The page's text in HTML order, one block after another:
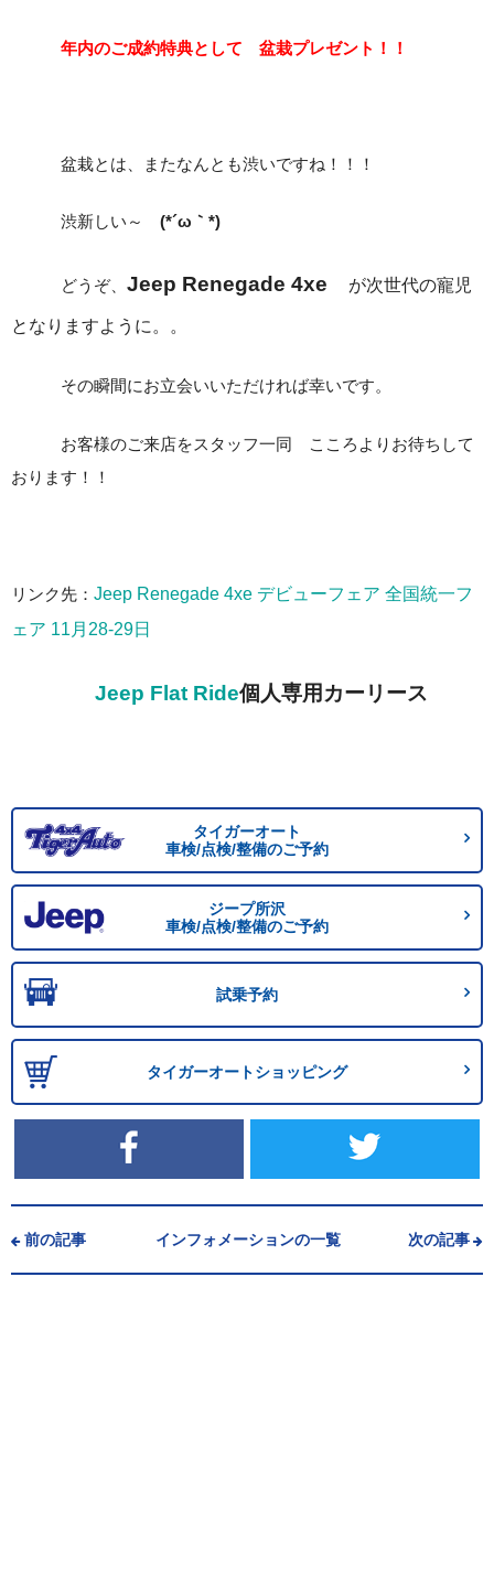
年内のご成約特典として 盆栽プレゼント！！
盆栽とは、またなんとも渋いですね！！！
渋新しい～ (*´ω｀*)
どうぞ、 Jeep Renegade 4xe が次世代の寵児
となりますように。。
その瞬間にお立会いいただければ幸いです。
お客様のご来店をスタッフ一同 こころよりお待ちして
おります！！
リンク先： Jeep Renegade 4xe デビューフェア 全国統一フ
ェア 11月28-29日
Jeep Flat Ride個人専用カーリース
タイガーオート
車検/点検/整備のご予約
ジープ所沢
車検/点検/整備のご予約
試乗予約
タイガーオートショッピング
前の記事 インフォメーションの一覧 次の記事